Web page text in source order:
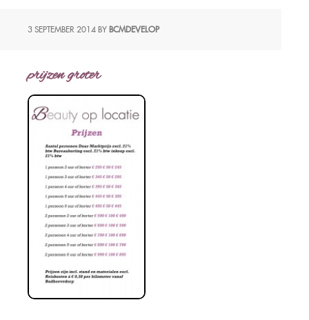
3 SEPTEMBER 2014 BY BCMDEVELOP
prijzen groter